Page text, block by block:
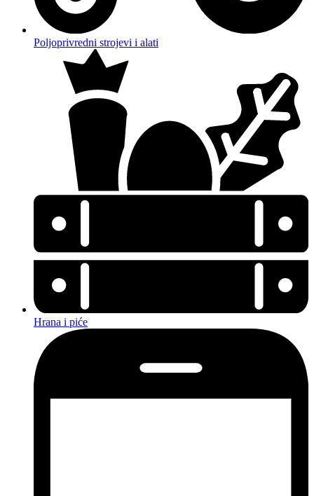
Poljoprivredni strojevi i alati
Hrana i piće